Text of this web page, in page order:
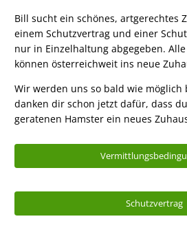
Bill sucht ein schönes, artgerechtes
einem Schutzvertrag und einer
nur in Einzelhaltung abgegeben.
können österreichweit ins neue
Wir werden uns so bald wie
danken dir schon jetzt dafür, dass
geratenen Hamster ein neues
Schutzvertrag